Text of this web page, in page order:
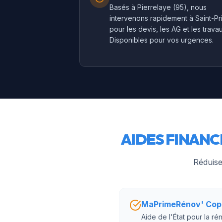
Basés à Pierrelaye (95), nous
intervenons rapidement à Saint-
pour les devis, les AG et les
Disponibles pour vos urgences.
AIDES
MaPrimeRénov'
Aide de l'État pour la